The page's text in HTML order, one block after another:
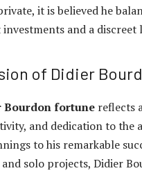
it is believed he
and a discreet
of Didier
Bourdon fortune reflects
and dedication to the
to his remarkable
solo projects, Didier